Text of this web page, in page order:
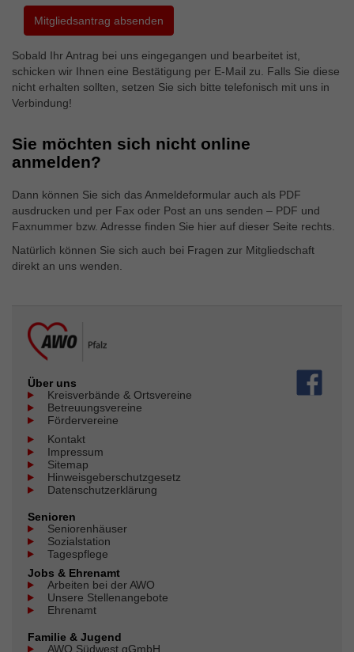
Sobald Ihr Antrag bei uns eingegangen und bearbeitet ist,
schicken wir Ihnen eine Bestätigung per E-Mail zu. Falls Sie diese
nicht erhalten sollten, setzen Sie sich bitte telefonisch mit uns in
Verbindung!
Sie möchten sich nicht online
anmelden?
Dann können Sie sich das Anmeldeformular auch als PDF
ausdrucken und per Fax oder Post an uns senden – PDF und
Faxnummer bzw. Adresse finden Sie hier auf dieser Seite rechts.
Natürlich können Sie sich auch bei Fragen zur Mitgliedschaft
direkt an uns wenden.
Über uns
Kreisverbände & Ortsvereine
Betreuungsvereine
Fördervereine
Kontakt
Impressum
Sitemap
Hinweisgeberschutzgesetz
Datenschutzerklärung
Senioren
Seniorenhäuser
Sozialstation
Tagespflege
Jobs & Ehrenamt
Arbeiten bei der AWO
Unsere Stellenangebote
Ehrenamt
Familie & Jugend
AWO Südwest gGmbH